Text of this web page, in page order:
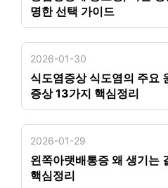
명한 선택 가이드
2026-01-30
식도염증상 식도염의 주요
증상 13가지 핵심정리
2026-01-29
왼쪽아랫배통증 왜 생기는
핵심정리